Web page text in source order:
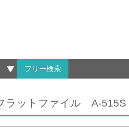
フリー検索
ラットファイル A-515S